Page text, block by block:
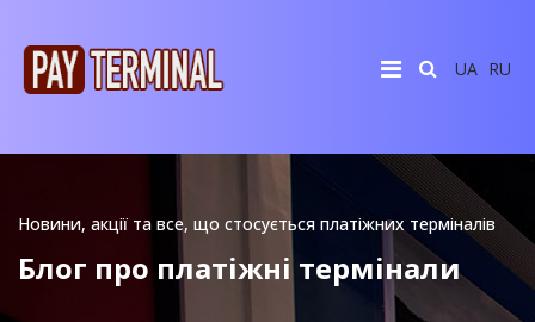
UA RU
Новини, акції та все, що стосується платіжних терміналів
Блог про платіжні термінали